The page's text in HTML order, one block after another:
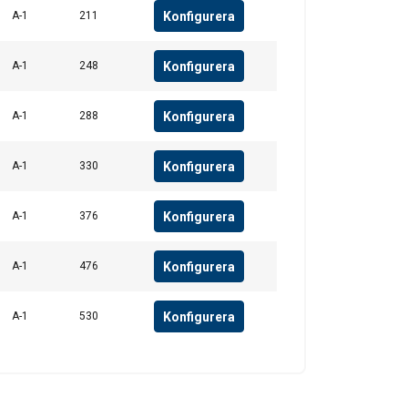
A-1 211 Konfigurera
A-1 248 Konfigurera
A-1 288 Konfigurera
A-1 330 Konfigurera
A-1 376 Konfigurera
A-1 476 Konfigurera
A-1 530 Konfigurera